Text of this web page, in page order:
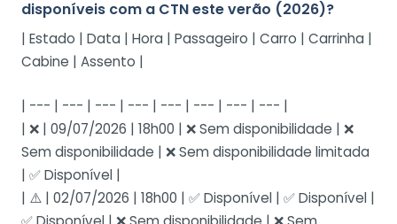
disponíveis com a CTN este verão (2026)?
| Estado | Data | Hora | Passageiro | Carro | Carrinha |
Cabine | Assento |
| --- | --- | --- | --- | --- | --- | --- | --- |
| ❌ | 09/07/2026 | 18h00 | ❌ Sem disponibilidade | ❌
Sem disponibilidade | ❌ Sem disponibilidade limitada
| ✅ Disponível |
| ⚠️ | 02/07/2026 | 18h00 | ✅ Disponível | ✅ Disponível |